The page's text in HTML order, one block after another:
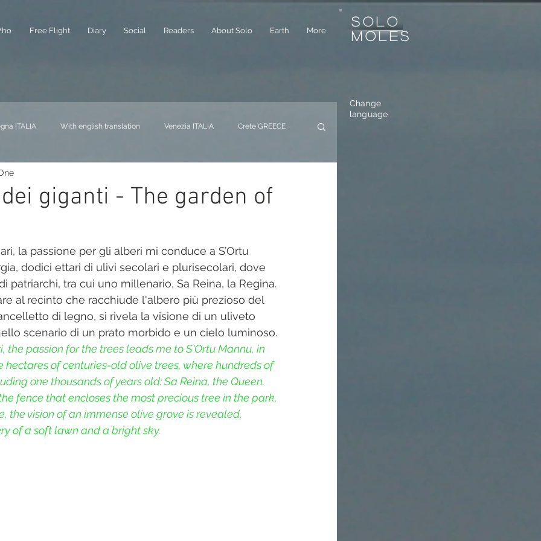
Free Flight Diary Social Readers About Solo Earth More
SOLO
MOLES
ITALIA With english translation Venezia ITALIA Crete GREECE
Sky Fiabe - Leggende Borghi - Villages Archeologia
- Liighthouse Fiori - Flowers
giganti - The garden of
la passione per gli alberi mi conduce a S’Ortu
dodici ettari di ulivi secolari e plurisecolari, dove
patriarchi, tra cui uno millenario, Sa Reina, la Regina.
al recinto che racchiude l'albero più prezioso del
di legno, si rivela la visione di un uliveto
scenario di un prato morbido e un cielo luminoso.
the passion for the trees leads me to S'Ortu Mannu, in
of centuries-old olive trees, where hundreds of
one thousands of years old: Sa Reina, the Queen.
fence that encloses the most precious tree in the park,
the vision of an immense olive grove is revealed,
of a soft lawn and a bright sky.
Change
language